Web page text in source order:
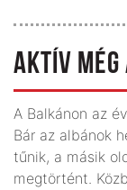
AKTÍV
A Balkánon az
Bár az albánok
tűnik, a másik
megtörtént.